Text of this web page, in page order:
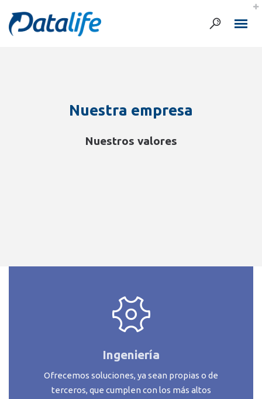
Nuestra empresa
Nuestros valores
Ingeniería
Ofrecemos soluciones, ya sean propias o de
terceros, que cumplen con los más altos